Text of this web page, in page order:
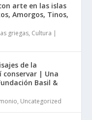
arte en las islas
Amorgos, Tinos,
griegas, Cultura |
de la
conservar | Una
Basil &
, Uncategorized